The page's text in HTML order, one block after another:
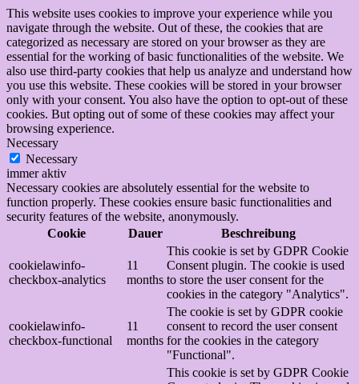
This website uses cookies to improve your experience while you
navigate through the website. Out of these, the cookies that are
categorized as necessary are stored on your browser as they are
essential for the working of basic functionalities of the website. We
also use third-party cookies that help us analyze and understand how
you use this website. These cookies will be stored in your browser
only with your consent. You also have the option to opt-out of these
cookies. But opting out of some of these cookies may affect your
browsing experience.
Necessary
Necessary
immer aktiv
Necessary cookies are absolutely essential for the website to
function properly. These cookies ensure basic functionalities and
security features of the website, anonymously.
Cookie
Dauer Beschreibung
cookielawinfo-
checkbox-analytics
11
months
This cookie is set by GDPR Cookie
Consent plugin. The cookie is used
to store the user consent for the
cookies in the category "Analytics".
cookielawinfo-
checkbox-functional
11
months
The cookie is set by GDPR cookie
consent to record the user consent
for the cookies in the category
"Functional".
This cookie is set by GDPR Cookie